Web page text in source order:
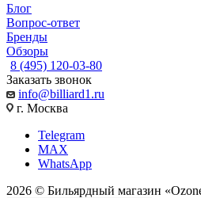
Блог
Вопрос-ответ
Бренды
Обзоры
8 (495) 120-03-80
Заказать звонок
info@billiard1.ru
г. Москва
Telegram
MAX
WhatsApp
2026 © Бильярдный магазин